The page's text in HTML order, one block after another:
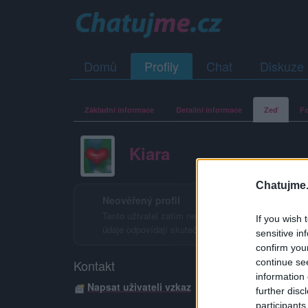
If you wish
sensitive
confirm
continue
information
further
Domů Profily Chat Diskuze
Základní informace Detailní informace Zeď
Kiara
Tento uživatel zatím neprokázal svou identitu
Kontakt
Napsat uživateli vzkaz